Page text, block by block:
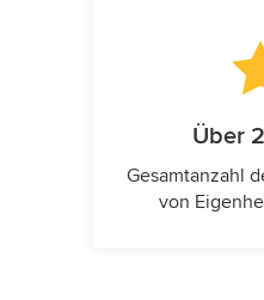
Über
Gesamtanzahl
von